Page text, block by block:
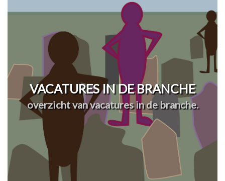
VACATURES IN DE BRANCHE
overzicht van vacatures in de branche.